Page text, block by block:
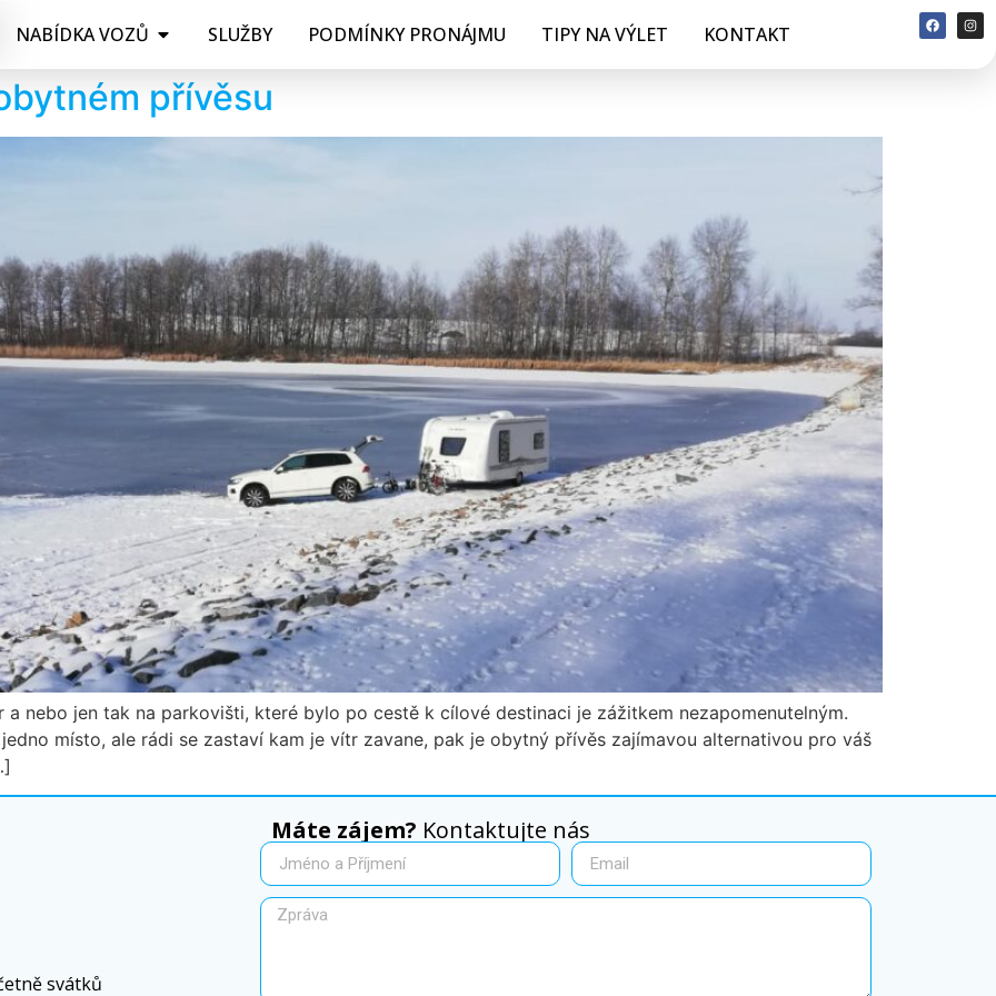
NABÍDKA VOZŮ SLUŽBY PODMÍNKY PRONÁJMU TIPY NA VÝLET KONTAKT
přívěsu
a nebo jen tak na parkovišti, které bylo po cestě k cílové destinaci je zážitkem nezapomenutelným.
místo, ale rádi se zastaví kam je vítr zavane, pak je obytný přívěs zajímavou alternativou pro váš
svátků
Máte zájem? Kontaktujte nás